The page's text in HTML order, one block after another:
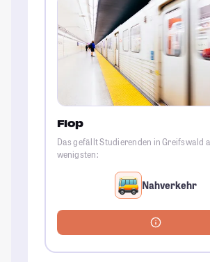
Flop
Das gefällt Studierenden in Greifswald
wenigsten:
Nahverkehr